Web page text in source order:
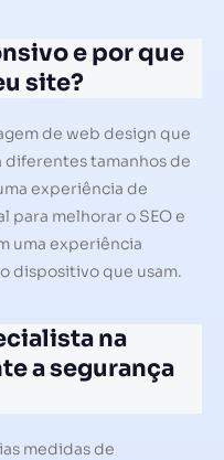
e por que
site?
de web design que
diferentes tamanhos de
experiência de
para melhorar o SEO e
uma experiência
dispositivo que usam.
na
a segurança
medidas de